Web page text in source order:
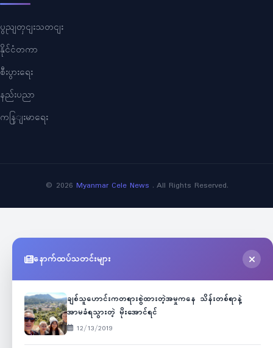
ပွညျတှငျးသတငျး
နိုင်ငံတကာ
စီးပွားရေး
နည်းပညာ
ကနြျးမာရေး
© 2026 Myanmar Cele News . All Rights Reserved.
နောက်ထပ်သတင်းများ
ချစ်သူဟောင်းကတရားစွဲထားတဲ့အမှုကနေ သိန်းတစ်ရာနဲ့
အာမခံရသွားတဲ့ မိုးအောင်ရင်
12/13/2019